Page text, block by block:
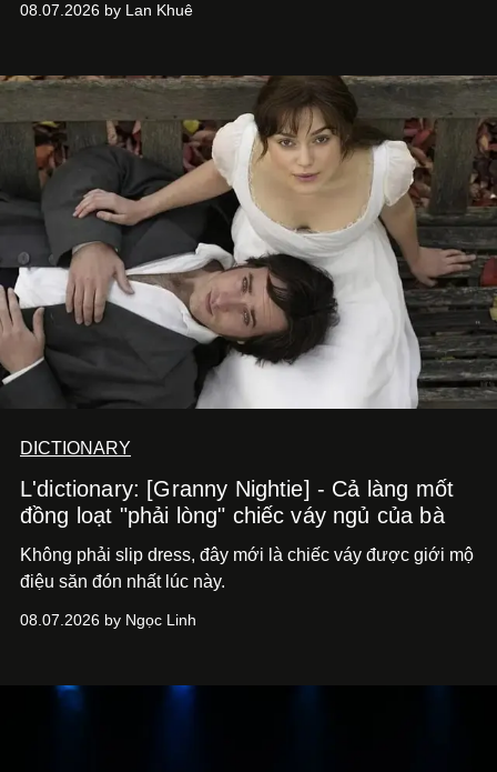
nói về cái mới, về xu hướng tiếp theo, về những điều
08.07.2026 by Lan Khuê
DICTIONARY
L'dictionary: [Granny Nightie] - Cả làng mốt
đồng loạt "phải lòng" chiếc váy ngủ của bà
Không phải slip dress, đây mới là chiếc váy được giới mộ
điệu săn đón nhất lúc này.
08.07.2026 by Ngọc Linh